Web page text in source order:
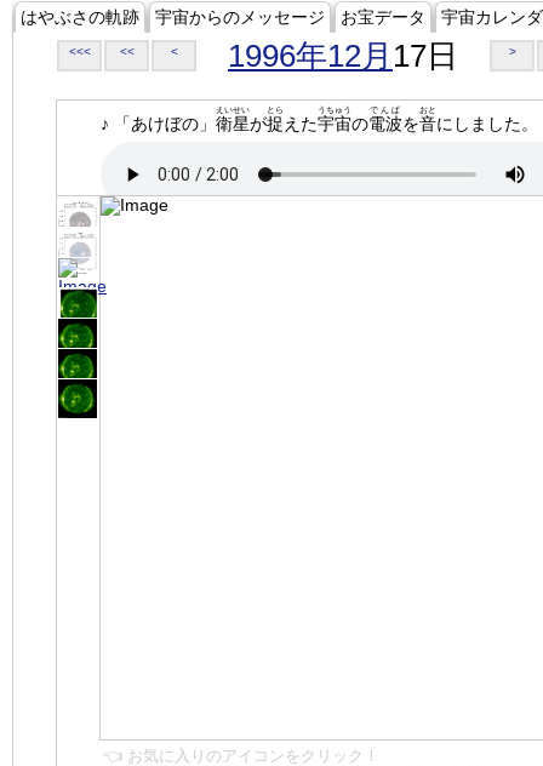
はやぶさの軌跡 宇宙からのメッセージ お宝データ 宇宙カレン
<<< << < 1996年12月 17日 >
♪ 「あけぼの」 衛星
えいせい
が捉
とら
えた宇宙
うちゅう
の電波
でんぱ
を音
おと
にしました。
👈 お気に入りのアイコンをクリック！